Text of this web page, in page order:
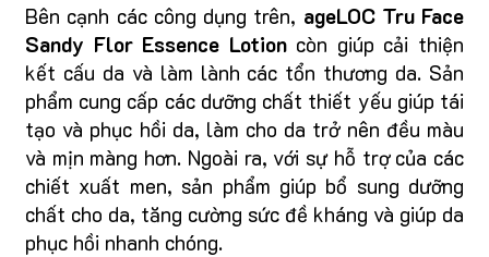
Bên cạnh các công dụng trên, ageLOC Tru Face
Sandy Flor Essence Lotioncòn giúp cải thiện
kết cấu da và làm lành các tổn thương da. Sản
phẩm cung cấp các dưỡng chất thiết yếu giúp tái
tạo và phục hồi da, làm cho da trở nên đều màu
và mịn màng hơn. Ngoài ra, với sự hỗ trợ của các
chiết xuất men, sản phẩm giúp bổ sung dưỡng
chất cho da, tăng cường sức đề kháng và giúp da
phục hồi nhanh chóng.